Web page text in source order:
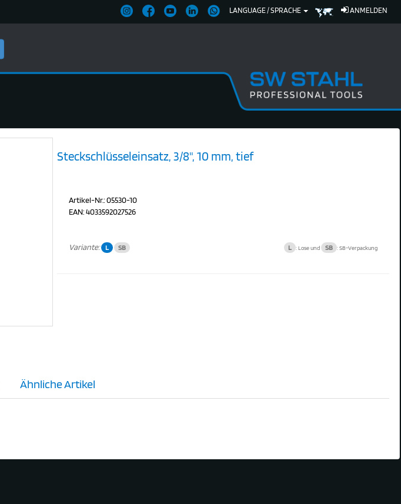
ANMELDEN
LANGUAGE / SPRACHE
Steckschlüsseleinsatz, 3/8", 10 mm, tief
Artikel-Nr.: 05530-10
EAN: 4033592027526
Variante: L SB L : Lose und SB : SB-Verpackung
Ähnliche Artikel